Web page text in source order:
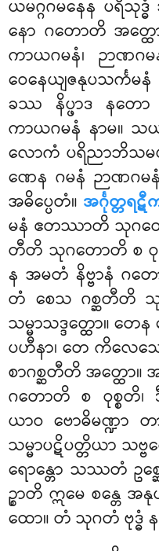
ယမဂ္ဂဂမနေန ပရိသုဒ္
နော ဂတောတိ အတ္ထ
ကာယဂမနံ၊ ဉာဏဂ
ဝေနေယျဇနုပသင်္
ခဿ နိပ္ဖာဒ နတေ
ကာယဂမနံ နာမ။ သ
လောကံ ပရိညာဘိသမ
ဏေန ဂမနံ ဉာဏဂမ
အဓိပ္ပေတံ။အင်္ဂုတ္တရ
မနံ ဧတဿာတိ သုဂတော
တီတိ သုဂတောတိ စ ဝု
န အမတံ နိဗ္ဗာနံ ဂတ
တံ စေသ ဂစ္ဆတီတိ သု
သမ္မာသဒ္ဒတ္ထော။ တ
ပဟီနာ၊ တေ ကိလေသ
စာဂစ္ဆတီတိ အတ္ထော။
ဂတောတိ စ ဝုစ္စတိ၊
ယာဝ ဗောဓိမဏ္ဍာ
သမ္မာပဋိပတ္တိယာ
ရောန္တော သဿတံ ဥ
ဉ္စာတိ ဣမေ စန္တေ အ
ထော။ တံ သုဂတံ ဗုဒ္ဓံ န